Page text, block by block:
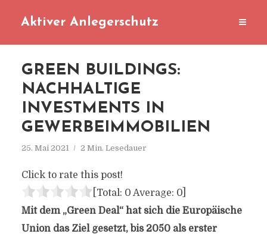
Aktiver Anlegerschutz
GREEN BUILDINGS:
NACHHALTIGE
INVESTMENTS IN
GEWERBEIMMOBILIEN
25. Mai 2021 2 Min. Lesedauer
Click to rate this post!
[Total: 0 Average: 0]
Mit dem „Green Deal“ hat sich die Europäische
Union das Ziel gesetzt, bis 2050 als erster